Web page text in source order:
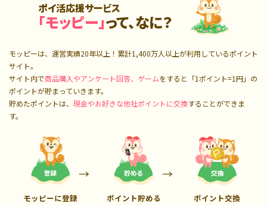
ポイ活応援サービス
「モッピー」って、なに？
モッピーは、運営実績20年以上！累計1,400万人以上が利用しているポイント
サイト。
サイト内で商品購入やアンケート回答、ゲームをすると「1ポイント=1円」の
ポイントが貯まっていきます。
貯めたポイントは、 現金やお好きな他社ポイントに交換することができま
す。
モッピーに登録 ポイント貯める ポイント交換